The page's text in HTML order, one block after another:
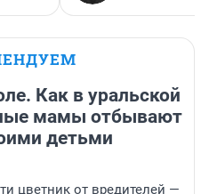
Как в уральской
мамы отбывают
детьми
цветник от вредителей —